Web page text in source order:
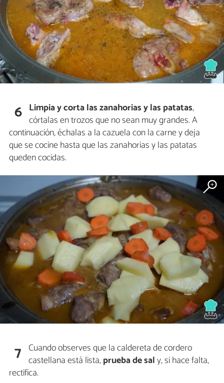
6 Limpia y corta las zanahorias y las patatas,
córtalas en trozos que no sean muy grandes. A
continuación, échalas a la cazuela con la carne y deja
que se cocine hasta que las zanahorias y las patatas
queden cocidas.
7 Cuando observes que la caldereta de cordero
castellana está lista,prueba de saly, si hace falta,
rectifica.